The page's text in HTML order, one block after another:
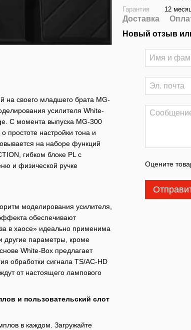
на своего младшего брата MG-
усилителя White-
С момента выпуска MG-300
настройки тона и
на наборе функций
гибком блоке PL с
и физической ручке
моделирования усилителя,
обеспечивают
в хаосе» идеально применима
другие параметры, кроме
White-Box предлагает
обработки сигнала TS/AC-HD
от настоящего лампового
и пользовательский слот
в каждом. Загружайте
Гарантия
12
Доставка
Новый отзыв
Оцените